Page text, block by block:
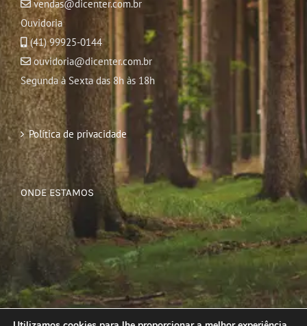
vendas@dicenter.com.br
Ouvidoria
(41) 99925-0144
ouvidoria@dicenter.com.br
Segunda à Sexta das 8h às 18h
Política de privacidade
ONDE ESTAMOS